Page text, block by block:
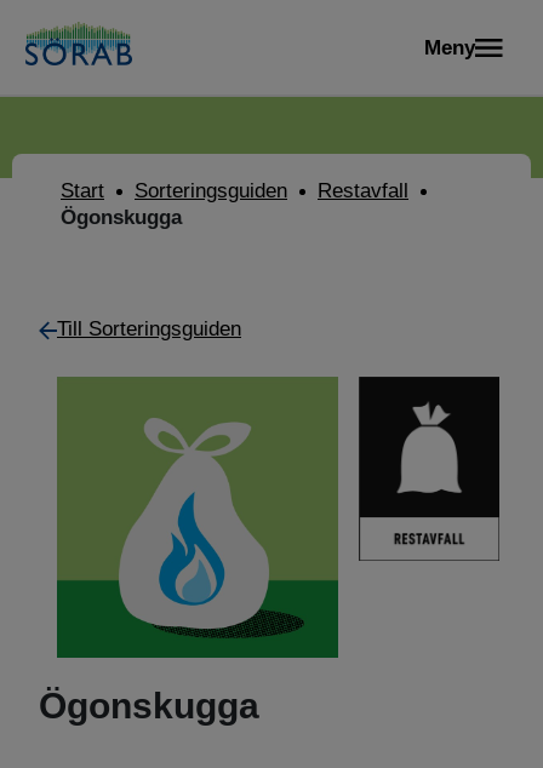
Meny
Start Sorteringsguiden
Restavfall
Ögonskugga
Till Sorteringsguiden
Ögonskugga